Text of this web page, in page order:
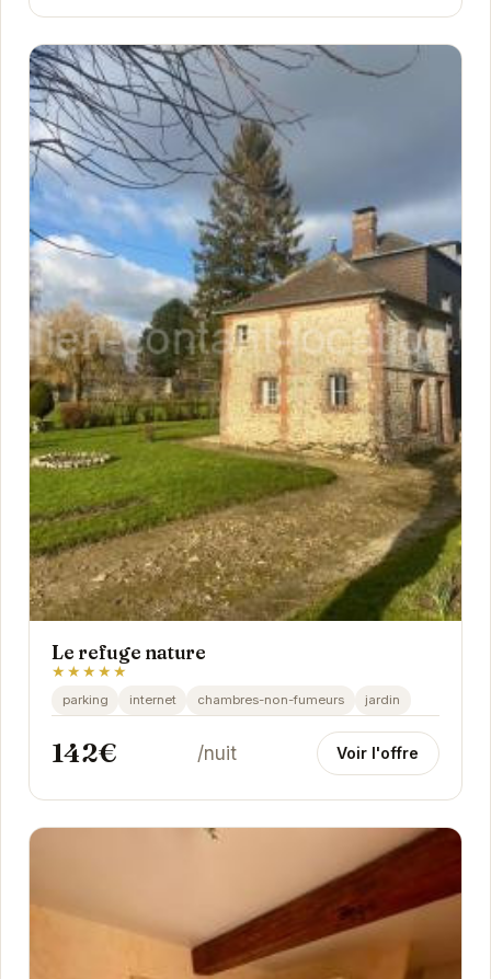
Le refuge nature
★★★★★
parking internet chambres-non-fumeurs jardin
142€ /nuit Voir l'offre